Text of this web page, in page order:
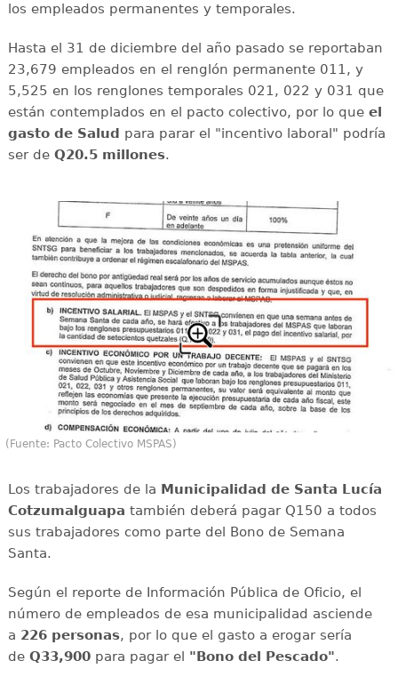
los empleados permanentes y temporales.
Hasta el 31 de diciembre del año pasado se reportaban
23,679 empleados en el renglón permanente 011, y
5,525 en los renglones temporales 021, 022 y 031 que
están contemplados en el pacto colectivo, por lo que el
gasto de Salud para parar el "incentivo laboral" podría
ser deQ20.5 millones.
(Fuente: Pacto Colectivo MSPAS)
Los trabajadores de la Municipalidad de Santa Lucía
Cotzumalguapa también deberá pagar Q150 a todos
sus trabajadores como parte del Bono de Semana
Santa.
Según el reporte de Información Pública de Oficio, el
número de empleados de esa municipalidad asciende
a 226 personas, por lo que el gasto a erogar sería
deQ33,900para pagar el "Bono del Pescado".